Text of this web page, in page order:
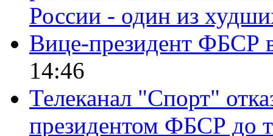
России - один из
Вице-президент ФБСР
14:46
Телеканал "Спорт"
президентом ФБСР до